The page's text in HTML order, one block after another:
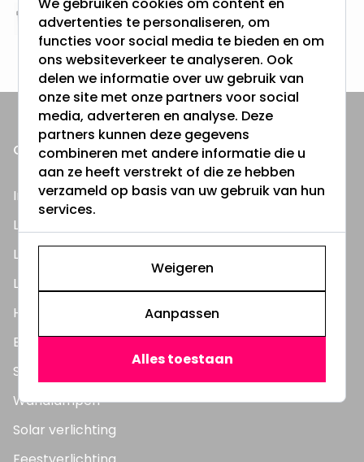
Altijd uit eigen voorraad
3000m2 - 60.000+ Producten
ONZE PRODUCTEN
Inbouwspots
LED Lampen
LED TL Buizen
LED Panelen
Highbay's / Ufo's
Bouwlampen
Straatlampen
Wandlampen
Solar verlichting
advertenties te personaliseren, om
functies voor social media te bieden en om
ons websiteverkeer te analyseren. Ook
delen we informatie over uw gebruik van
onze site met onze partners voor social
media, adverteren en analyse. Deze
partners kunnen deze gegevens
combineren met andere informatie die u
aan ze heeft verstrekt of die ze hebben
verzameld op basis van uw gebruik van hun
services.
Weigeren
Aanpassen
Alles toestaan